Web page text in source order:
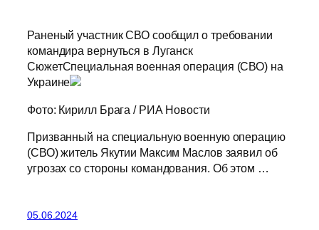
Раненый участник СВО сообщил о требовании
командира вернуться в Луганск
СюжетСпециальная военная операция (СВО) на
Украине
Фото: Кирилл Брага / РИА Новости
Призванный на специальную военную операцию
(СВО) житель Якутии Максим Маслов заявил об
угрозах со стороны командования. Об этом …
05.06.2024